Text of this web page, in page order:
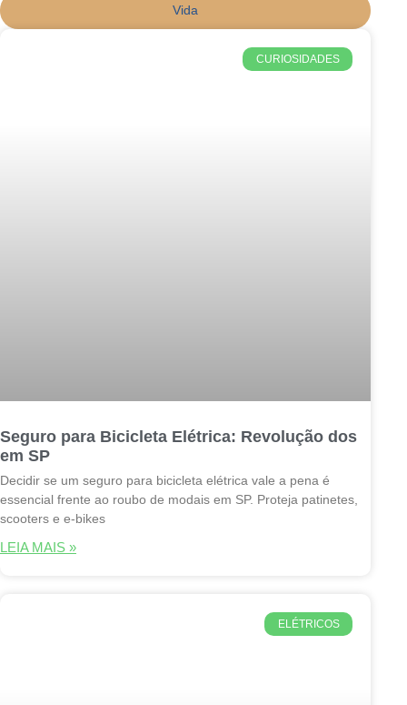
Vida
CURIOSIDADES
Seguro para Bicicleta Elétrica: Revolução dos
em SP
Decidir se um seguro para bicicleta elétrica vale a pena é
essencial frente ao roubo de modais em SP. Proteja patinetes,
scooters e e-bikes
LEIA MAIS »
ELÉTRICOS